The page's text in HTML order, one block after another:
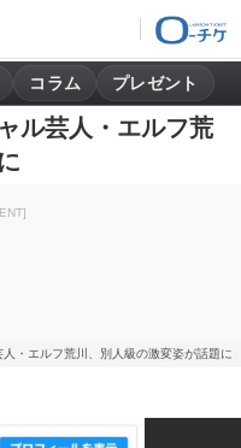
コラム プレゼント
ル芸人・エルフ荒
人・エルフ荒川、別人級の激変姿が話題に